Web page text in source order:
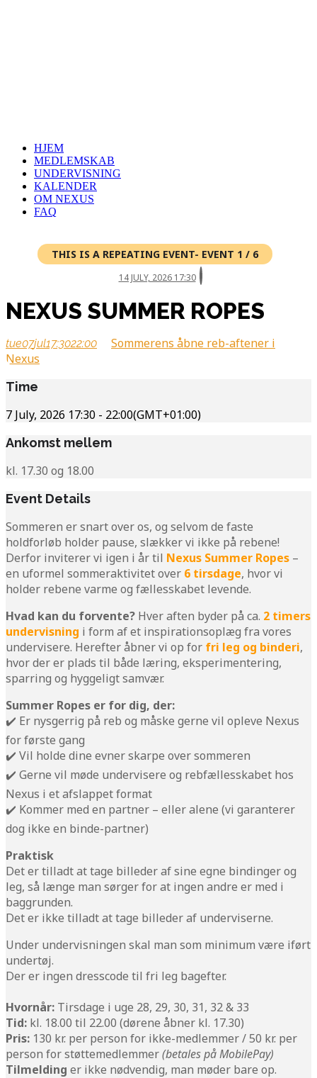
HJEM
MEDLEMSKAB
UNDERVISNING
KALENDER
OM NEXUS
FAQ
THIS IS A REPEATING EVENT- EVENT 1 / 6
14 JULY, 2026 17:30
NEXUS SUMMER ROPES
tue07jul17:3022:00
Sommerens åbne reb-aftener i
Nexus
Time
7 July, 2026 17:30 - 22:00(GMT+01:00)
Ankomst mellem
kl. 17.30 og 18.00
Event Details
Sommeren er snart over os, og selvom de faste
holdforløb holder pause, slækker vi ikke på rebene!
Derfor inviterer vi igen i år til Nexus Summer Ropes –
en uformel sommeraktivitet over 6 tirsdage, hvor vi
holder rebene varme og fællesskabet levende.
Hvad kan du forvente? Hver aften byder på ca. 2 timers
undervisning i form af et inspirationsoplæg fra vores
undervisere. Herefter åbner vi op for fri leg og binderi,
hvor der er plads til både læring, eksperimentering,
sparring og hyggeligt samvær.
Summer Ropes er for dig, der:
✔️ Er nysgerrig på reb og måske gerne vil opleve Nexus
for første gang
✔️ Vil holde dine evner skarpe over sommeren
✔️ Gerne vil møde undervisere og rebfællesskabet hos
Nexus i et afslappet format
✔️ Kommer med en partner – eller alene (vi garanterer
dog ikke en binde-partner)
Praktisk
Det er tilladt at tage billeder af sine egne bindinger og
leg, så længe man sørger for at ingen andre er med i
baggrunden.
Det er ikke tilladt at tage billeder af underviserne.
Under undervisningen skal man som minimum være iført
undertøj.
Der er ingen dresscode til fri leg bagefter.
Hvornår: Tirsdage i uge 28, 29, 30, 31, 32 & 33
Tid: kl. 18.00 til 22.00 (dørene åbner kl. 17.30)
Pris: 130 kr. per person for ikke-medlemmer / 50 kr. per
person for støttemedlemmer(betales på MobilePay)
Tilmelding er ikke nødvendig, man møder bare op.